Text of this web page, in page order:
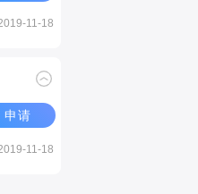
11-18
申请
11-18